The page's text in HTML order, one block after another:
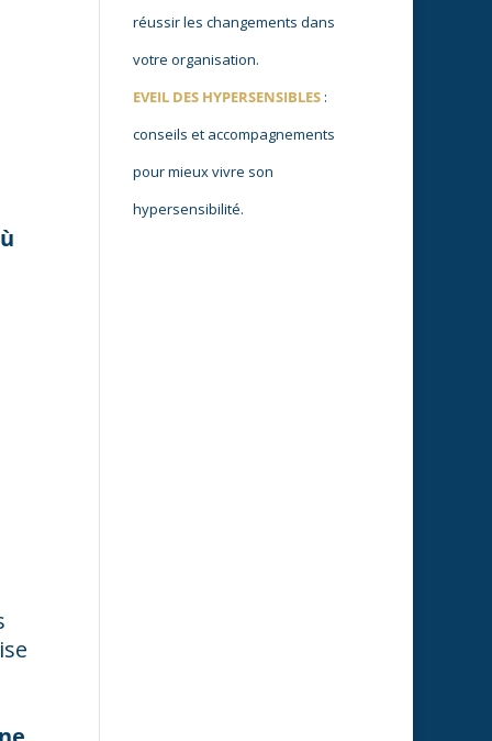
réussir les changements dans
votre organisation.
EVEIL DES HYPERSENSIBLES :
conseils et accompagnements
pour mieux vivre son
hypersensibilité.